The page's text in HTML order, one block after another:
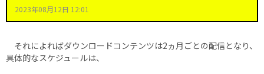
2023年08月12日 12:01
それによればダウンロードコンテンツは2ヵ月ごとの配信となり、
具体的なスケジュールは、